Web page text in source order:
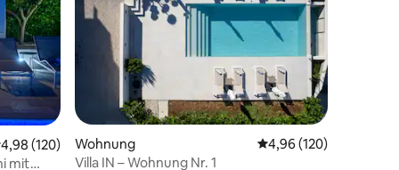
Bewertungen
Bewertung: 4,98 von 5, 120 Bewertungen
4,98 (120)
mit
Wohnung Durchschnittliche
4,96 (120)
Villa IN – Wohnung Nr. 1